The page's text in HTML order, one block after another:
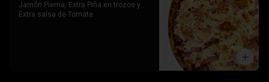
Jamón Pierna, Extra Piña en trozos y
Extra salsa de Tomate